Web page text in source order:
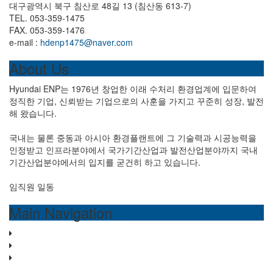
대구광역시 북구 침산로 48길 13 (침산동 613-7)
TEL. 053-359-1475
FAX. 053-359-1476
e-mail : hdenp1475@naver.com
About Us
Hyundai ENP는 1976년 창업한 이래 수처리 환경업계에 입문하여
정직한 기업, 신뢰받는 기업으로의 사훈을 가지고 꾸준히 성장, 발전
해 왔습니다.
국내는 물론 중동과 아시아 환경플랜트에 그 기술력과 시공능력을
인정받고 인프라분야에서 국가기간산업과 발전산업분야까지 국내
기간산업분야에서의 입지를 굳건히 하고 있습니다.
임직원 일동
Main Navigation